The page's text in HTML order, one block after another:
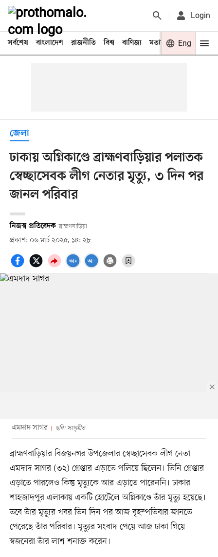
Login
সর্বশেষ বাংলাদেশ রাজনীতি বিশ্ব বাণিজ্য মতামত খেলা
Eng
জেলা
ঢাকায় অগ্নিকাণ্ডে ব্রাহ্মণবাড়িয়ার পলাতক
স্বেচ্ছাসেবক লীগ নেতার মৃত্যু, ৩ দিন পর
জানল পরিবার
নিজস্ব প্রতিবেদক ব্রাহ্মণবাড়িয়া
প্রকাশ: ০৬ মার্চ ২০২৫, ১৪: ২৮
এমদাদ সাগর ছবি: সংগৃহীত
ব্রাহ্মণবাড়িয়ার বিজয়নগর উপজেলার স্বেচ্ছাসেবক লীগ নেতা
এমদাদ সাগর (৩২) গ্রেপ্তার এড়াতে পলিয়ে ছিলেন। তিনি গ্রেপ্তার
এড়াতে পারলেও কিন্তু মৃত্যুকে আর এড়াতে পারেননি। ঢাকার
শাহজাদপুর এলাকায় একটি হোটেলে অগ্নিকাণ্ডে তাঁর মৃত্যু হয়েছে।
তবে তাঁর মৃত্যুর খবর তিন দিন পর আজ বৃহস্পতিবার জানতে
পেরেছে তাঁর পরিবার। মৃত্যুর সংবাদ পেয়ে আজ ঢাকা গিয়ে
স্বজনেরা তাঁর লাশ শনাক্ত করেন।